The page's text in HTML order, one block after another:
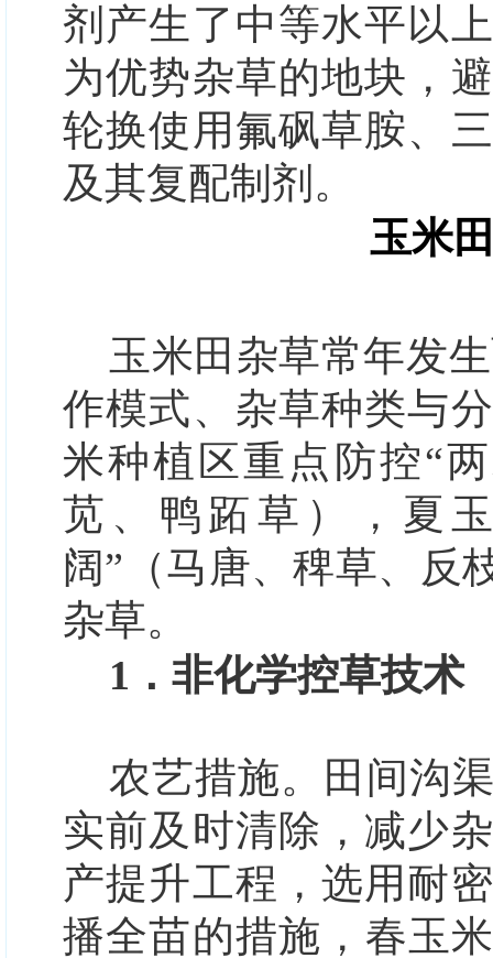
剂产生了中等水平以
为优势杂草的地块，
轮换使用氟砜草胺、
及其复配制剂。
玉米
玉米田杂草常年发
作模式、杂草种类与
米种植区重点防控“
苋、鸭跖草），夏
阔”（马唐、稗草、反
杂草。
1．非化学控草技术
农艺措施。
田间沟
实前及时清除，减少
产提升工程，选用耐
播全苗的措施，春玉